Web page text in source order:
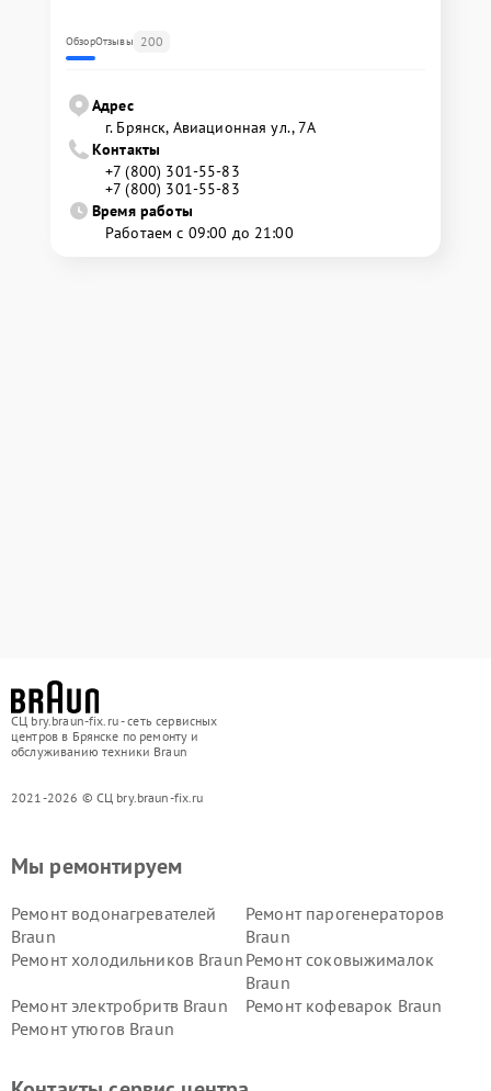
ОбзорОтзывы 200
Адрес
г. Брянск, Авиационная ул., 7А
Контакты
+7 (800) 301-55-83
+7 (800) 301-55-83
Время работы
Работаем с 09:00 до 21:00
СЦ bry.braun-fix.ru - сеть сервисных
центров в Брянске по ремонту и
обслуживанию техники Braun
2021-2026 © СЦ bry.braun-fix.ru
Мы ремонтируем
Ремонт водонагревателей
Braun
Ремонт парогенераторов
Braun
Ремонт холодильников Braun Ремонт соковыжималок
Braun
Ремонт электробритв Braun
Ремонт кофеварок Braun
Ремонт утюгов Braun